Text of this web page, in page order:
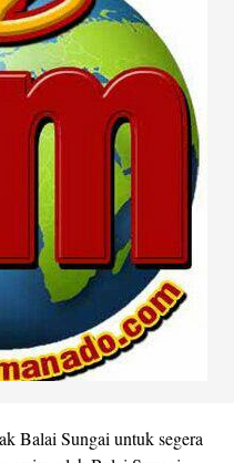
Balai Sungai untuk segera